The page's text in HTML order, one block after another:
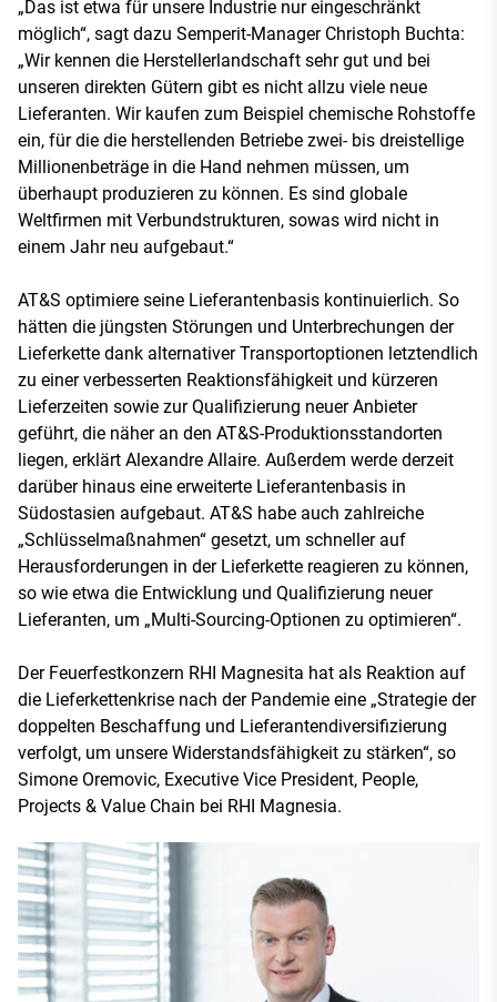
„Das ist etwa für unsere Industrie nur eingeschränkt
möglich“, sagt dazu Semperit-Manager Christoph Buchta:
„Wir kennen die Herstellerlandschaft sehr gut und bei
unseren direkten Gütern gibt es nicht allzu viele neue
Lieferanten. Wir kaufen zum Beispiel chemische Rohstoffe
ein, für die die herstellenden Betriebe zwei- bis dreistellige
Millionenbeträge in die Hand nehmen müssen, um
überhaupt produzieren zu können. Es sind globale
Weltfirmen mit Verbundstrukturen, sowas wird nicht in
einem Jahr neu aufgebaut.“
AT&S optimiere seine Lieferantenbasis kontinuierlich. So
hätten die jüngsten Störungen und Unterbrechungen der
Lieferkette dank alternativer Transportoptionen letztendlich
zu einer verbesserten Reaktionsfähigkeit und kürzeren
Lieferzeiten sowie zur Qualifizierung neuer Anbieter
geführt, die näher an den AT&S-Produktionsstandorten
liegen, erklärt Alexandre Allaire. Außerdem werde derzeit
darüber hinaus eine erweiterte Lieferantenbasis in
Südostasien aufgebaut. AT&S habe auch zahlreiche
„Schlüsselmaßnahmen“ gesetzt, um schneller auf
Herausforderungen in der Lieferkette reagieren zu können,
so wie etwa die Entwicklung und Qualifizierung neuer
Lieferanten, um „Multi-Sourcing-Optionen zu optimieren“.
Der Feuerfestkonzern RHI Magnesita hat als Reaktion auf
die Lieferkettenkrise nach der Pandemie eine „Strategie der
doppelten Beschaffung und Lieferantendiversifizierung
verfolgt, um unsere Widerstandsfähigkeit zu stärken“, so
Simone Oremovic, Executive Vice President, People,
Projects & Value Chain bei RHI Magnesia.